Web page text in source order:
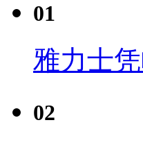
01
雅力士
02